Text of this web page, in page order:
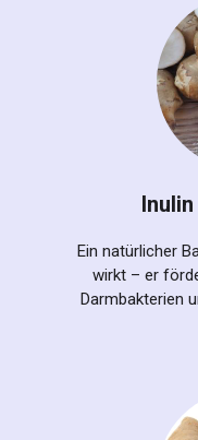
Ein natürlicher
wirkt – er
Darmbakterien